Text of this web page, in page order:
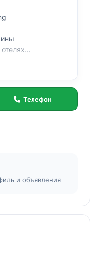
Телефон
и объявления